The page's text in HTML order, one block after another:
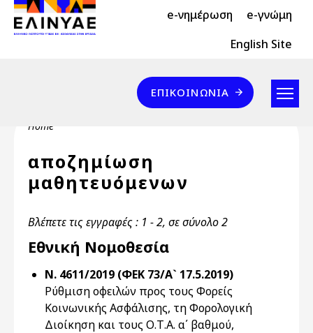
Skip to main content
Header Top 2 e-νημέρωση e-γνώμη
Header Top English Site
Επικοινωνία
ΕΠΙΚΟΙΝΩΝΊΑ
Breadcrumb
Home
αποζημίωση
μαθητευόμενων
Βλέπετε τις εγγραφές : 1 - 2, σε σύνολο 2
Εθνική Νομοθεσία
Ν. 4611/2019 (ΦΕΚ 73/Α` 17.5.2019)
Ρύθμιση οφειλών προς τους Φορείς
Κοινωνικής Ασφάλισης, τη Φορολογική
Διοίκηση και τους Ο.Τ.Α. α΄ βαθμού,